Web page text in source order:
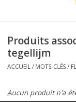
Produits
tegellijm
ACCUEIL/ MOTS-CLÉS/
Aucun produit n'a